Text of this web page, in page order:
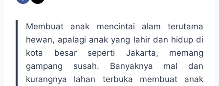
Membuat anak mencintai alam terutama
hewan, apalagi anak yang lahir dan hidup di
kota besar seperti Jakarta, memang
gampang susah. Banyaknya mal dan
kurangnya lahan terbuka membuat anak